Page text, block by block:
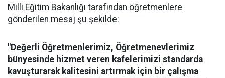
Milli Eğitim Bakanlığı tarafından öğretmenlere
gönderilen mesaj şu şekilde:
"Değerli Öğretmenlerimiz, Öğretmenevlerimiz
bünyesinde hizmet veren kafelerimizi standarda
kavuşturarak kalitesini artırmak için bir çalışma